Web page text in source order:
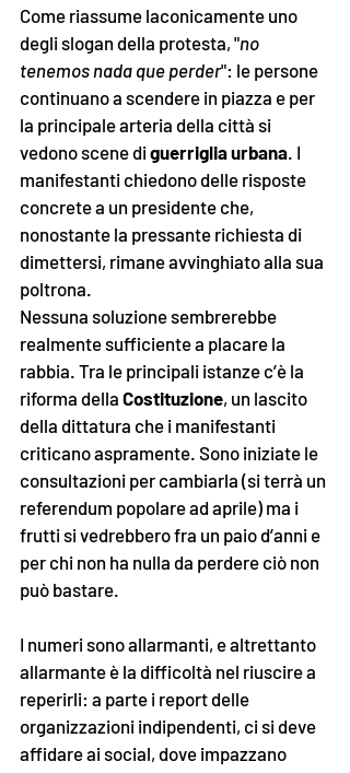
Come riassume laconicamente uno
degli slogan della protesta, "no
tenemos nada que perder": le persone
continuano a scendere in piazza e per
la principale arteria della città si
vedono scene di guerriglia urbana. I
manifestanti chiedono delle risposte
concrete a un presidente che,
nonostante la pressante richiesta di
dimettersi, rimane avvinghiato alla sua
poltrona.
Nessuna soluzione sembrerebbe
realmente sufficiente a placare la
rabbia. Tra le principali istanze c’è la
riforma della Costituzione, un lascito
della dittatura che i manifestanti
criticano aspramente. Sono iniziate le
consultazioni per cambiarla (si terrà un
referendum popolare ad aprile) ma i
frutti si vedrebbero fra un paio d’anni e
per chi non ha nulla da perdere ciò non
può bastare.
I numeri sono allarmanti, e altrettanto
allarmante è la difficoltà nel riuscire a
reperirli: a parte i report delle
organizzazioni indipendenti, ci si deve
affidare ai social, dove impazzano